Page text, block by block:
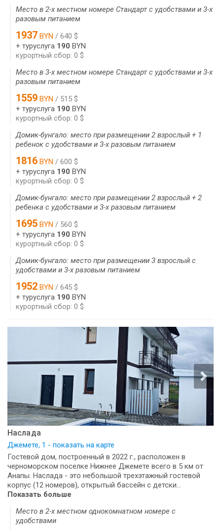
Место в 2-х местном номере Стандарт с удобствами и 3-х
разовым питанием
1937 BYN / 640 $
+ туруслуга 190 BYN
курортный сбор: 0 $
Место в 3-х местном номере Стандарт с удобствами и 3-х
разовым питанием
1559 BYN / 515 $
+ туруслуга 190 BYN
курортный сбор: 0 $
Домик-бунгало: место при размещении 2 взрослый + 1
ребенок с удобствами и 3-х разовым питанием
1816 BYN / 600 $
+ туруслуга 190 BYN
курортный сбор: 0 $
Домик-бунгало: место при размещении 2 взрослый + 2
ребенка с удобствами и 3-х разовым питанием
1695 BYN / 560 $
+ туруслуга 190 BYN
курортный сбор: 0 $
Домик-бунгало: место при размещении 3 взрослый с
удобствами и 3-х разовым питанием
1952 BYN / 645 $
+ туруслуга 190 BYN
курортный сбор: 0 $
Наслада
Джемете, 1 - показать на карте
Гостевой дом, построенный в 2022 г., расположен в
черноморском поселке Нижнее Джемете всего в 5 км от
Анапы. Наслада - это небольшой трехэтажный гостевой
корпус (12 номеров), открытый бассейн с детски...
Показать больше
Место в 2-х местном однокомнатном номере с
удобствами